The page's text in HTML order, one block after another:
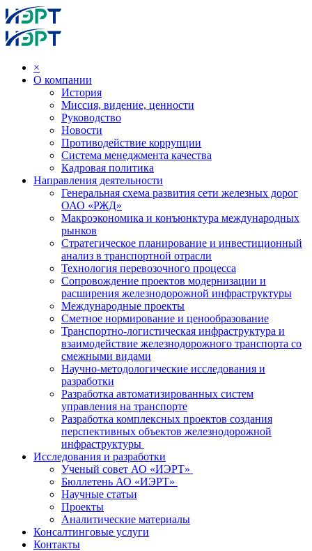
×
О компании
История
Миссия, видение, ценности
Руководство
Новости
Противодействие коррупции
Система менеджмента качества
Кадровая политика
Направления деятельности
Генеральная схема развития сети железных дорог
ОАО «РЖД»
Макроэкономика и конъюнктура международных
рынков
Стратегическое планирование и инвестиционный
анализ в транспортной отрасли
Технология перевозочного процесса
Сопровождение проектов модернизации и
расширения железнодорожной инфраструктуры
Международные проекты
Сметное нормирование и ценообразование
Транспортно-логистическая инфраструктура и
взаимодействие железнодорожного транспорта со
смежными видами
Научно-методологические исследования и
разработки
Разработка автоматизированных систем
управления на транспорте
Разработка комплексных проектов создания
перспективных объектов железнодорожной
инфраструктуры
Исследования и разработки
Ученый совет АО «ИЭРТ»
Бюллетень АО «ИЭРТ»
Научные статьи
Проекты
Аналитические материалы
Консалтинговые услуги
Контакты